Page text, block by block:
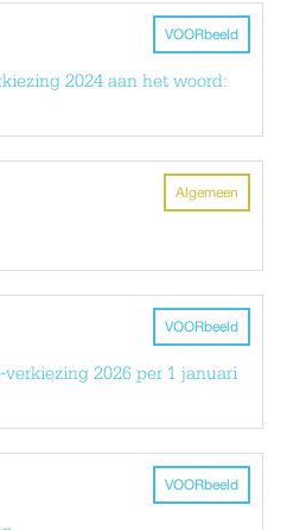
VOORbeeld
2024 aan het woord:
Algemeen
VOORbeeld
2026 per 1 januari
VOORbeeld